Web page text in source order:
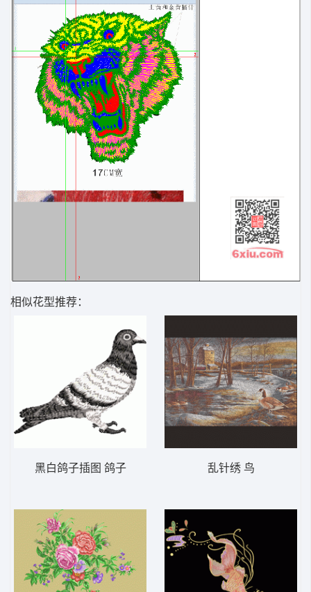
相似花型推荐：
黑白鸽子插图 鸽子 乱针绣 鸟